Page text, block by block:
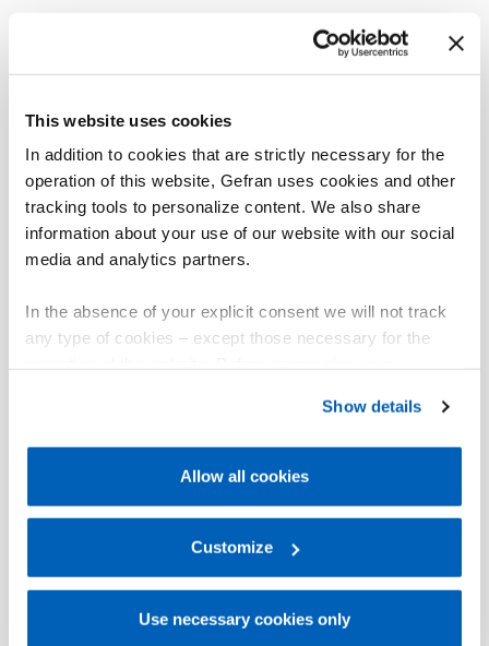
This website uses cookies
In addition to cookies that are strictly necessary for the
operation of this website, Gefran uses cookies and other
tracking tools to personalize content. We also share
information about your use of our website with our social
media and analytics partners.
In the absence of your explicit consent we will not track
any type of cookies – except those necessary for the
Gefran - Cookie
policy.
regarding processing of personal data, at the following
Gefran - Privacy Policy.
Show details
Allow all cookies
Customize
Use necessary cookies only